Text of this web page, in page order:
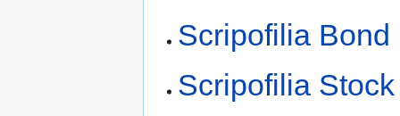
Scripofilia Bond
Scripofilia Stock